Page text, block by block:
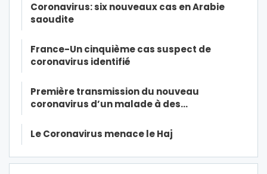
Coronavirus: six nouveaux cas en Arabie
saoudite
France-Un cinquième cas suspect de
coronavirus identifié
Première transmission du nouveau
coronavirus d’un malade à des…
Le Coronavirus menace le Haj